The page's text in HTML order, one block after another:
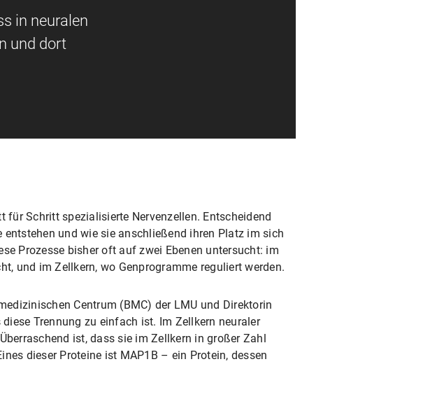
in neuralen
und dort
für Schritt spezialisierte Nervenzellen. Entscheidend
und wie sie anschließend ihren Platz im sich
Prozesse bisher oft auf zwei Ebenen untersucht: im
und im Zellkern, wo Genprogramme reguliert werden.
Centrum (BMC) der LMU und Direktorin
Trennung zu einfach ist. Im Zellkern neuraler
ist, dass sie im Zellkern in großer Zahl
dieser Proteine ist MAP1B – ein Protein, dessen